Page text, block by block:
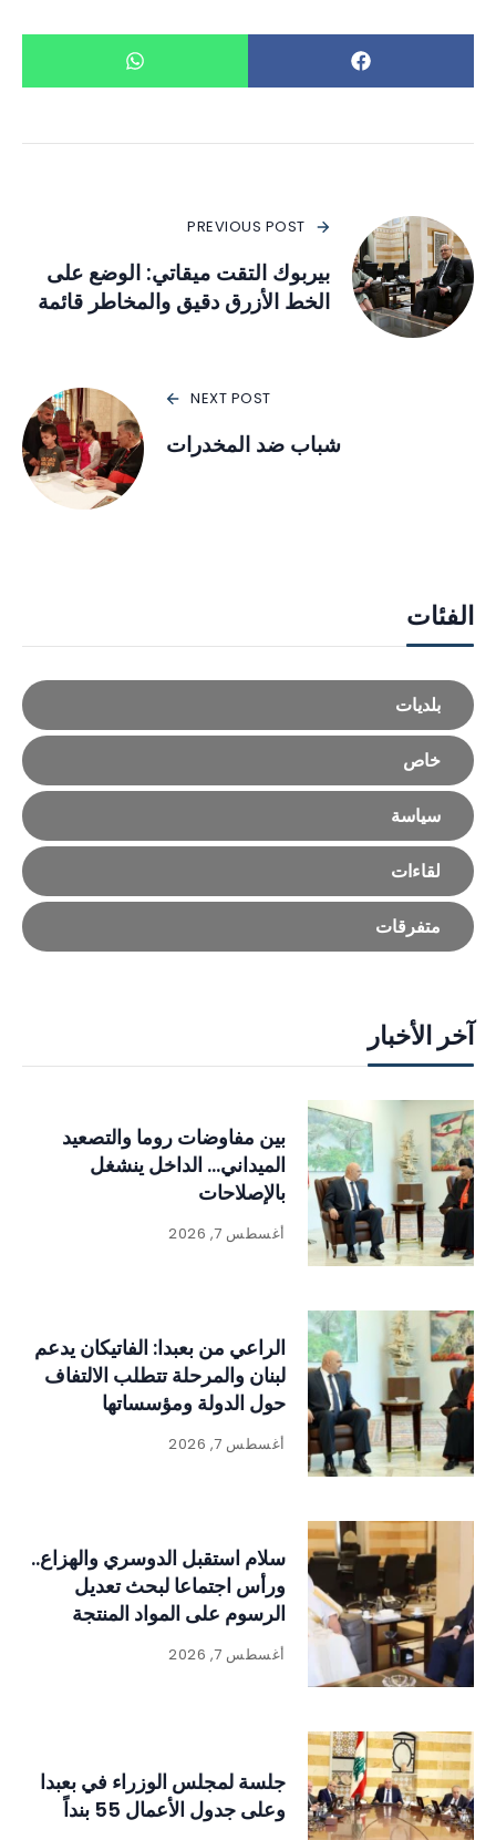
PREVIOUS POST
بيربوك التقت ميقاتي: الوضع على
الخط الأزرق دقيق والمخاطر قائمة
NEXT POST
شباب ضد المخدرات
الفئات
بلديات
خاص
سياسة
لقاءات
متفرقات
آخر الأخبار
بين مفاوضات روما والتصعيد
الميداني… الداخل ينشغل
بالإصلاحات
أغسطس 7, 2026
الراعي من بعبدا: الفاتيكان يدعم
لبنان والمرحلة تتطلب الالتفاف
حول الدولة ومؤسساتها
أغسطس 7, 2026
سلام استقبل الدوسري والهزاع..
ورأس اجتماعا لبحث تعديل
الرسوم على المواد المنتجة
للنفايات
أغسطس 7, 2026
جلسة لمجلس الوزراء في بعبدا
وعلى جدول الأعمال 55 بنداً